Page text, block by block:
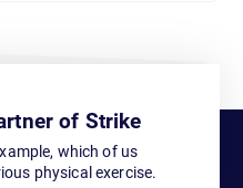
of Strike
which of us
physical exercise.